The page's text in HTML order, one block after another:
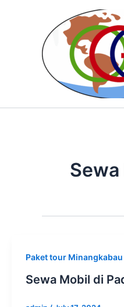
Paket tour Minangkabau
Sewa Mobil di